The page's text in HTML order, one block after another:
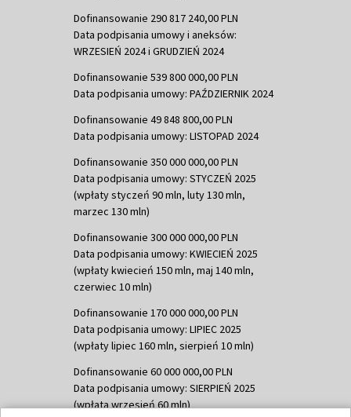
Dofinansowanie 290 817 240,00 PLN
Data podpisania umowy i aneksów:
WRZESIEŃ 2024 i GRUDZIEŃ 2024
Dofinansowanie 539 800 000,00 PLN
Data podpisania umowy: PAŹDZIERNIK 2024
Dofinansowanie 49 848 800,00 PLN
Data podpisania umowy: LISTOPAD 2024
Dofinansowanie 350 000 000,00 PLN
Data podpisania umowy: STYCZEŃ 2025
(wpłaty styczeń 90 mln, luty 130 mln,
marzec 130 mln)
Dofinansowanie 300 000 000,00 PLN
Data podpisania umowy: KWIECIEŃ 2025
(wpłaty kwiecień 150 mln, maj 140 mln,
czerwiec 10 mln)
Dofinansowanie 170 000 000,00 PLN
Data podpisania umowy: LIPIEC 2025
(wpłaty lipiec 160 mln, sierpień 10 mln)
Dofinansowanie 60 000 000,00 PLN
Data podpisania umowy: SIERPIEŃ 2025
(wpłata wrzesień 60 mln)